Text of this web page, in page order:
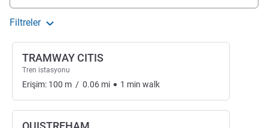
Filtreler
TRAMWAY CITIS
Tren istasyonu
Erişim: 100 m / 0.06 mi 1 min walk